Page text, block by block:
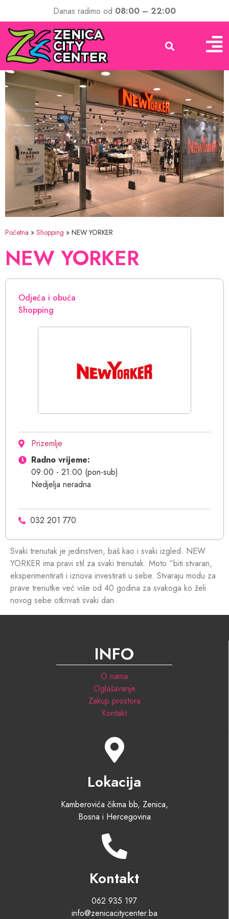
Danas radimo od 08:00 – 22:00
Početna » Shopping » NEW YORKER
NEW YORKER
Odjeća i obuća
Shopping
Prizemlje
Radno vrijeme:
09:00 - 21:00 (pon-sub)
Nedjelja neradna
032 201 770
Svaki trenutak je jedinstven, baš kao i svaki izgled. NEW
YORKER ima pravi stil za svaki trenutak. Moto “biti stvaran,
eksperimentirati i iznova investirati u sebe. Stvaraju modu za
prave trenutke već više od 40 godina za svakoga ko želi
novog sebe otkrivati svaki dan.
INFO
O nama
Oglašavanje
Zakup prostora
Kontakt
Lokacija
Kamberovića čikma bb, Zenica,
Bosna i Hercegovina
Kontakt
062 935 197
info@zenicacitycenter.ba